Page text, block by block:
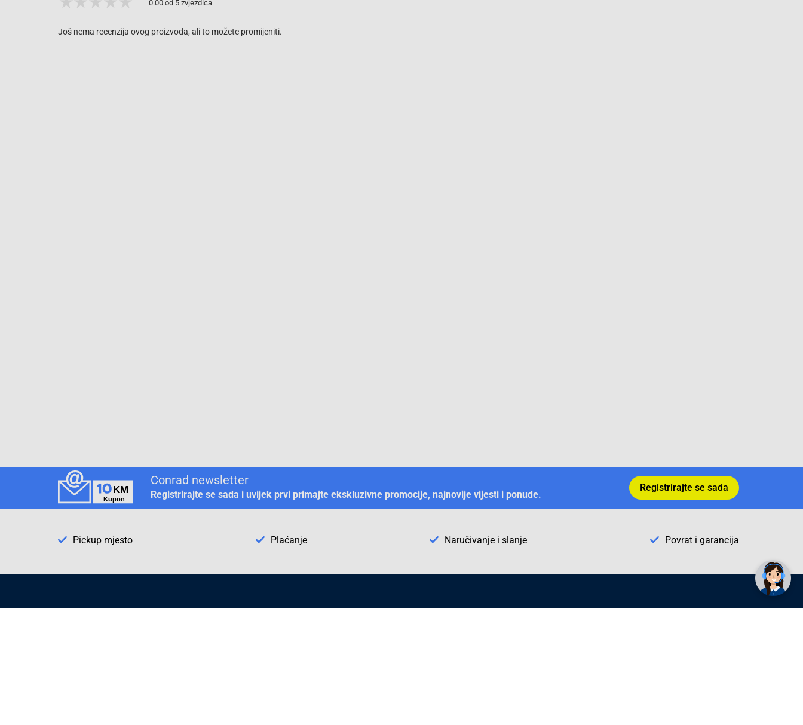
0.00 od 5 zvjezdica
Još nema recenzija ovog proizvoda, ali to možete promijeniti.
Conrad newsletter
Registrirajte se sada i uvijek prvi primajte ekskluzivne promocije, najnovije vijesti i ponude.
Registrirajte se sada
Pickup mjesto Plaćanje Naručivanje i slanje Povrat i garancija
Trebate pomoć? Tu smo! 👋